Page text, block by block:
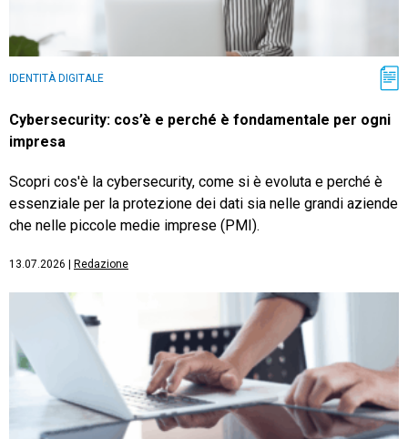
IDENTITÀ DIGITALE
Cybersecurity: cos’è e perché è fondamentale per ogni
impresa
Scopri cos'è la cybersecurity, come si è evoluta e perché è
essenziale per la protezione dei dati sia nelle grandi aziende
che nelle piccole medie imprese (PMI).
13.07.2026 Redazione